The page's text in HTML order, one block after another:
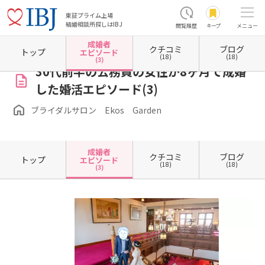
東証プライム上場
結婚相談所探しはIBJ
閲覧履歴 キープ メニュー
ホーム 奈良県の結婚相談所 奈良県桜井市 ブライダルサロン Ekos Garden
30代前半の公務員の女性が8ヶ月で成婚
した婚活エピソード(3)
ブライダルサロン Ekos Garden
トップ
成婚者
エピソード
(3)
クチコミ
(18)
ブログ
(18)
トップ
成婚者
エピソード
(3)
クチコミ
(18)
ブログ
(18)